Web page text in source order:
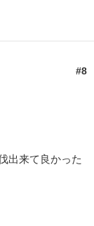
8
出来て良かった